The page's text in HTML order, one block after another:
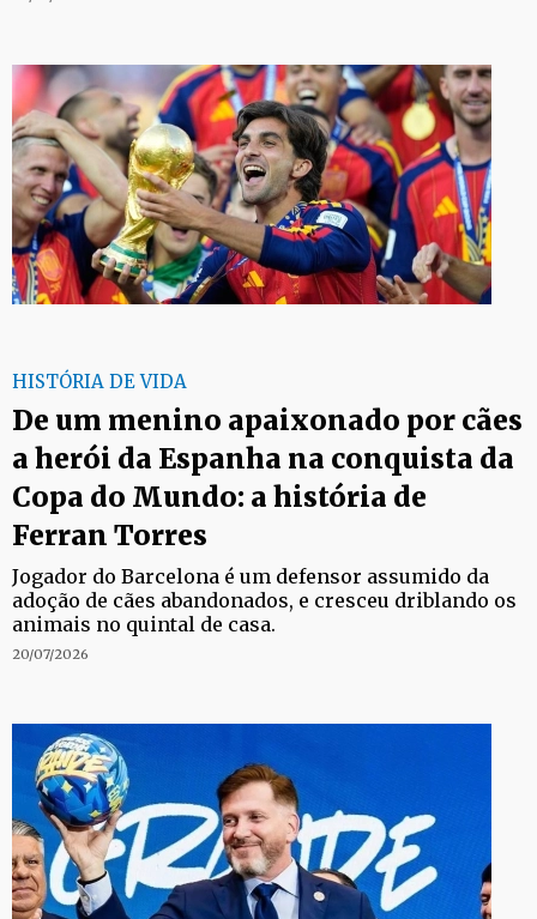
HISTÓRIA DE VIDA
De um menino apaixonado por cães
a herói da Espanha na conquista da
Copa do Mundo: a história de
Ferran Torres
Jogador do Barcelona é um defensor assumido da
adoção de cães abandonados, e cresceu driblando os
animais no quintal de casa.
20/07/2026